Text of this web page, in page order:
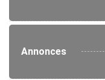
Annonces